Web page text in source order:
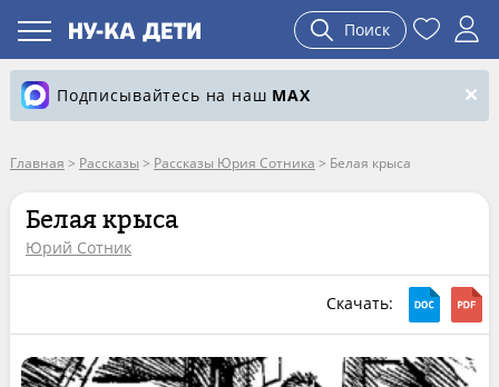
Поиск
Подписывайтесь на наш MAX
Главная > Рассказы > Рассказы Юрия Сотника > Белая крыса
Белая крыса
Юрий Сотник
Скачать: